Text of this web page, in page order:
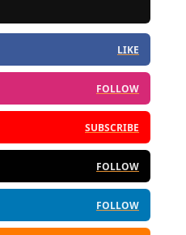
LIKE
FOLLOW
SUBSCRIBE
FOLLOW
FOLLOW